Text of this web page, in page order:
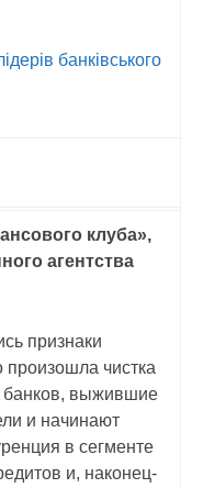
банківського
клуба»,
агентства
признаки
чистка
банков, выжившие
и начинают
в сегменте
и, наконец-